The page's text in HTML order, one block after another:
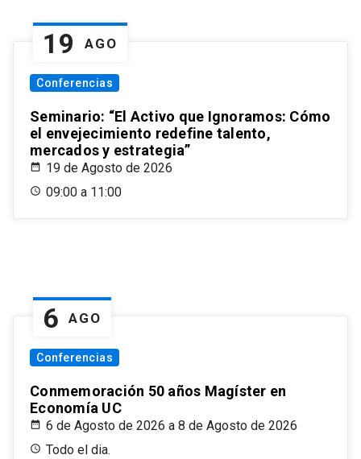
19 AGO
Conferencias
Seminario: “El Activo que Ignoramos: Cómo
el envejecimiento redefine talento,
mercados y estrategia”
19 de Agosto de 2026
09:00 a 11:00
6 AGO
Conferencias
Conmemoración 50 años Magíster en
Economía UC
6 de Agosto de 2026 a 8 de Agosto de 2026
Todo el dia.